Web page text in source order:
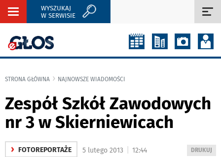
Rozwiń
WYSZUKAJ
W SERWISIE
STRONA GŁÓWNA NAJNOWSZE WIADOMOŚCI
Zespół Szkół Zawodowych
nr 3 w Skierniewicach
› FOTOREPORTAŻE
WYDRUKUJ
DRUKUJ
5 lutego 2013 12:44